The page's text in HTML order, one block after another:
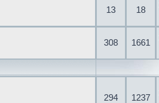
13 18
308 1661
294 1237